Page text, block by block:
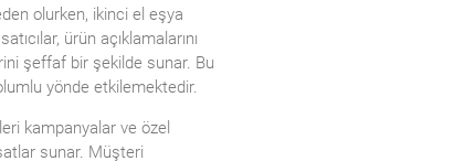
olurken, ikinci el eşya
ürün açıklamalarını
şeffaf bir şekilde sunar. Bu
yönde etkilemektedir.
kampanyalar ve özel
sunar. Müşteri